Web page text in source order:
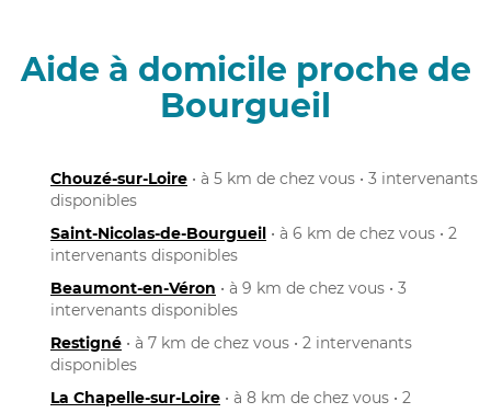
Aide à domicile proche de
Bourgueil
Chouzé-sur-Loire • à 5 km de chez vous • 3 intervenants
disponibles
Saint-Nicolas-de-Bourgueil • à 6 km de chez vous • 2
intervenants disponibles
Beaumont-en-Véron • à 9 km de chez vous • 3
intervenants disponibles
Restigné • à 7 km de chez vous • 2 intervenants
disponibles
La Chapelle-sur-Loire • à 8 km de chez vous • 2